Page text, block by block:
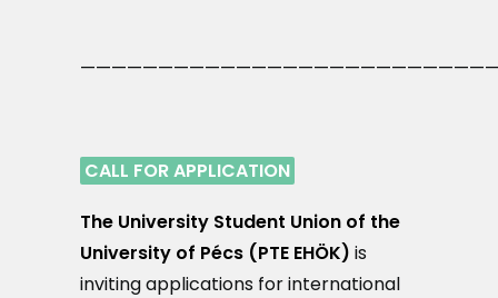
CALL FOR APPLICATION
The University Student Union of the
University of Pécs (PTE EHÖK) is
inviting applications for international